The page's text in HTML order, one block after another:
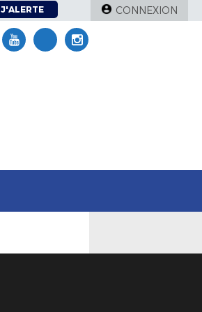
J'ALERTE CONNEXION